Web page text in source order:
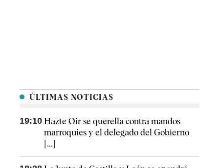
ÚLTIMAS NOTICIAS
19:10 Hazte Oír se querella contra mandos
marroquíes y el delegado del Gobierno
[...]